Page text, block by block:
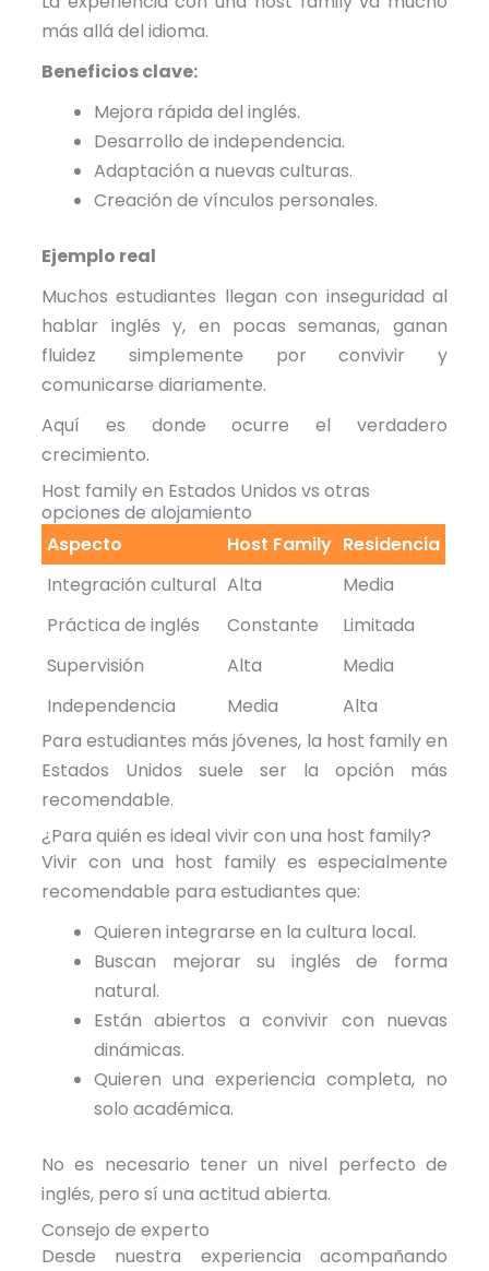
más allá del idioma.
Beneficios clave:
Mejora rápida del inglés.
Desarrollo de independencia.
Adaptación a nuevas culturas.
Creación de vínculos personales.
Ejemplo real
Muchos estudiantes llegan con inseguridad al
hablar inglés y, en pocas semanas, ganan
fluidez simplemente por convivir y
comunicarse diariamente.
Aquí es donde ocurre el verdadero
crecimiento.
Host family en Estados Unidos vs otras
opciones de alojamiento
Aspecto
Host Family Residencia
Integración cultural Alta
Media
Práctica de inglés
Constante
Limitada
Supervisión
Alta
Media
Independencia
Media
Alta
Para estudiantes más jóvenes, la host family en
Estados Unidos suele ser la opción más
recomendable.
¿Para quién es ideal vivir con una host family?
Vivir con una host family es especialmente
recomendable para estudiantes que:
Quieren integrarse en la cultura local.
Buscan mejorar su inglés de forma
natural.
Están abiertos a convivir con nuevas
dinámicas.
Quieren una experiencia completa, no
solo académica.
No es necesario tener un nivel perfecto de
inglés, pero sí una actitud abierta.
Consejo de experto
Desde nuestra experiencia acompañando